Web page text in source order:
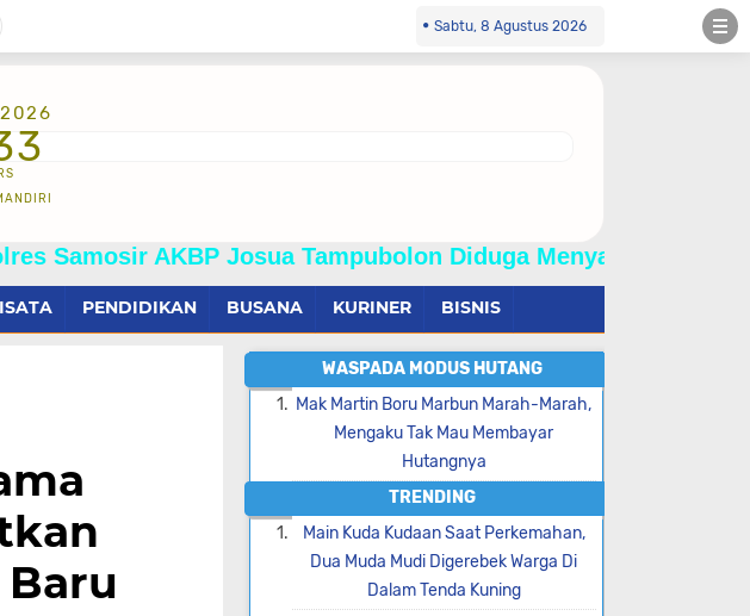
Sabtu, 8 Agustus 2026
AKBP Josua Tampubolon Diduga Menyalahgunakan
PENDIDIKAN BUSANA KURINER BISNIS
WASPADA MODUS HUTANG
Mak Martin Boru Marbun Marah-Marah,
Mengaku Tak Mau Membayar
Hutangnya
TRENDING
Main Kuda Kudaan Saat Perkemahan,
Dua Muda Mudi Digerebek Warga Di
Dalam Tenda Kuning